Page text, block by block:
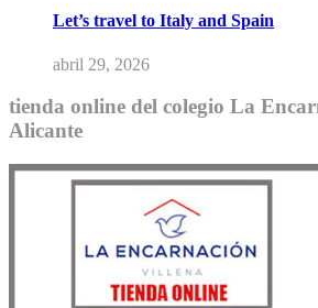
Let’s travel to Italy and Spain
abril 29, 2026
tienda online del colegio La
Alicante